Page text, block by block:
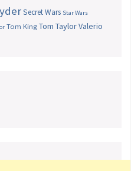
Secret Wars Star Wars
Tom King Tom TaylorValerio